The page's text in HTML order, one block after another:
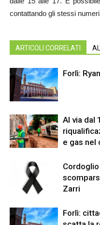
contattando gli stessi
ARTICOLI CORRELATI
Forlì:
Al via dal
e gas nel
Zarri
Forlì: